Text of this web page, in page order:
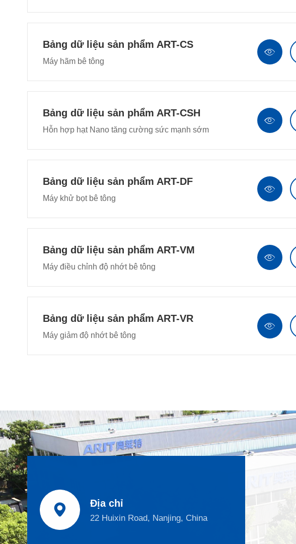
Bảng dữ liệu sản phẩm ART-CS
Máy hãm bê tông

Bảng dữ liệu sản phẩm ART-CSH
Hỗn hợp hạt Nano tăng cường sức mạnh sớm

Bảng dữ liệu sản phẩm ART-DF
Máy khử bọt bê tông

Bảng dữ liệu sản phẩm ART-VM
Máy điều chỉnh độ nhớt bê tông

Bảng dữ liệu sản phẩm ART-VR
Máy giảm độ nhớt bê tông

 Địa chỉ
22 Huixin Road, Nanjing, China